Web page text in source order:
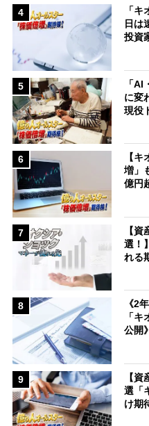
4
「
日は
投資
5
「
に変
現役
6
【
増」
億円
7
【
選！
れる
8
《2
「
公開
9
【
選「
け期